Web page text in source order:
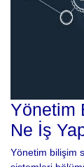
Yönetim
Ne İş
Yönetim bilişim